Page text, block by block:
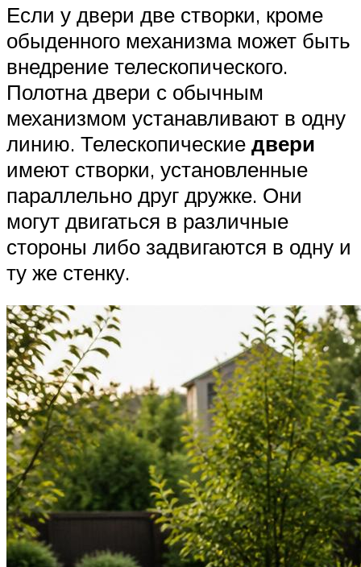
Если у двери две створки, кроме
обыденного механизма может быть
внедрение телескопического.
Полотна двери с обычным
механизмом устанавливают в одну
линию. Телескопические двери
имеют створки, установленные
параллельно друг дружке. Они
могут двигаться в различные
стороны либо задвигаются в одну и
ту же стенку.